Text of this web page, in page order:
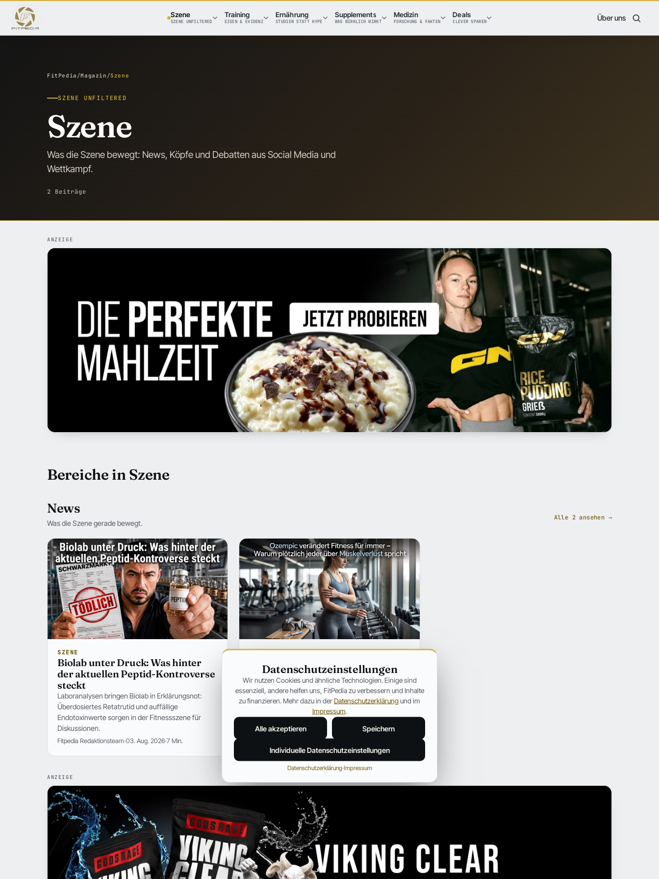
Szene
SZENE UNFILTERED
Training
EISEN & EVIDENZ
Ernährung
STUDIEN STATT HYPE
Supplements
WAS WIRKLICH WIRKT
Medizin
FORSCHUNG & FAKTEN
Deals
CLEVER SPAREN Über uns
FitPedia /Magazin /Szene
SZENE UNFILTERED
Szene
Was die Szene bewegt: News, Köpfe und Debatten aus Social Media und
Wettkampf.
2 Beiträge
ANZEIGE
Bereiche in Szene
News
Was die Szene gerade bewegt.
Alle 2 ansehen →
SZENE
Biolab unter Druck: Was hinter
der aktuellen Peptid-Kontroverse
steckt
Laboranalysen bringen Biolab in Erklärungsnot:
Überdosiertes Retatrutid und auffällige
Endotoxinwerte sorgen in der Fitnessszene für
Diskussionen.
Fitpedia Redaktionsteam 03. Aug. 2026 7 Min.
SZENE
Ozempic verändert Fitness für
immer – Warum plötzlich jeder
über Muskelverlust spricht
Warum GLP-1-Medikamente immer häufiger unter
dem Aspekt des Muskelabbaus besprochen
werden.
12 Min.
ANZEIGE
Datenschutzeinstellungen
Wir nutzen Cookies und ähnliche Technologien. Einige sind
essenziell, andere helfen uns, FitPedia zu verbessern und Inhalte
zu finanzieren. Mehr dazu in der Datenschutzerklärungund im
Impressum.
Alle akzeptieren Speichern
Individuelle Datenschutzeinstellungen
Datenschutzerklärung·Impressum